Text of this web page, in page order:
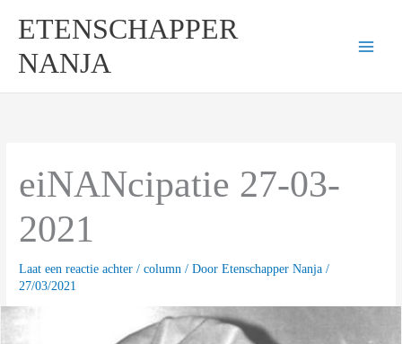
inhoud
ETENSCHAPPER
NANJA
eiNANcipatie 27-03-
2021
Laat een reactie achter /column / DoorEtenschapper Nanja/
27/03/2021